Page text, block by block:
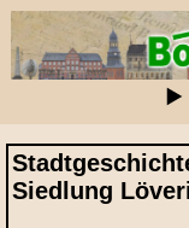
Siedlung